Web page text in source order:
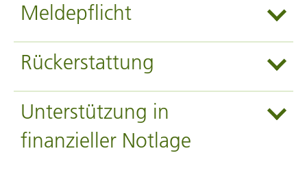
Meldepflicht
Rückerstattung
Unterstützung in
finanzieller Notlage